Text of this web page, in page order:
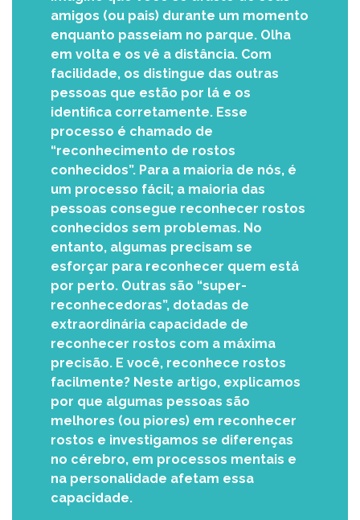
amigos (ou pais) durante um momento
enquanto passeiam no parque. Olha
em volta e os vê a distância. Com
facilidade, os distingue das outras
pessoas que estão por lá e os
identifica corretamente. Esse
processo é chamado de
“reconhecimento de rostos
conhecidos”. Para a maioria de nós, é
um processo fácil; a maioria das
pessoas consegue reconhecer rostos
conhecidos sem problemas. No
entanto, algumas precisam se
esforçar para reconhecer quem está
por perto. Outras são “super-
reconhecedoras”, dotadas de
extraordinária capacidade de
reconhecer rostos com a máxima
precisão. E você, reconhece rostos
facilmente? Neste artigo, explicamos
por que algumas pessoas são
melhores (ou piores) em reconhecer
rostos e investigamos se diferenças
no cérebro, em processos mentais e
na personalidade afetam essa
capacidade.